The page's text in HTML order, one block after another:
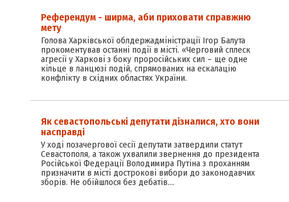
Референдум - ширма, аби приховати справжню
мету
Голова Харківської облдержадміністрації Ігор Балута
прокоментував останні події в місті. «Черговий сплеск
агресії у Харкові з боку проросійських сил – ще одне
кільце в ланцюзі подій, спрямованих на ескалацію
конфлікту в східних областях України.
Як севастопольські депутати дізналися, хто вони
насправді
У ході позачергової сесії депутати затвердили статут
Севастополя, а також ухвалили звернення до президента
Російської Федерації Володимира Путіна з проханням
призначити в місті дострокові вибори до законодавчих
зборів. Не обійшлося без дебатів.…